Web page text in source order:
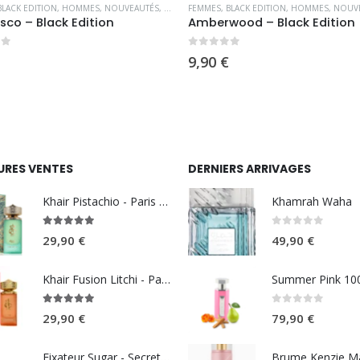
CAPILLAIRES
EDITION, HOMMES, NOUVEAUTÉS, PARFUMS D'INTÉRIEUR
– Black Edition
FEMMES, BLACK EDITION, HOMMES,
Amberwood – Black Edition
9,90 €
VENTES
Khair Pistachio - Paris Corner
29,90 €
Khair Fusion Litchi - Paris Corner
29,90 €
DERNIERS ARRIVAGES
Khamrah Waha
49,90 €
79,90 €